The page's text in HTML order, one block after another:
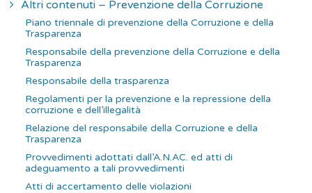
Altri contenuti – Prevenzione della Corruzione
Piano triennale di prevenzione della Corruzione e della
Trasparenza
Responsabile della prevenzione della Corruzione e della
Trasparenza
Responsabile della trasparenza
Regolamenti per la prevenzione e la repressione della
corruzione e dell’illegalità
Relazione del responsabile della Corruzione e della
Trasparenza
Provvedimenti adottati dall’A.N.AC. ed atti di
adeguamento a tali provvedimenti
Atti di accertamento delle violazioni